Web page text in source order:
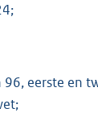
eerste en